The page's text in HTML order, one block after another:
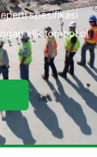
spesifikasi
klik tombol di